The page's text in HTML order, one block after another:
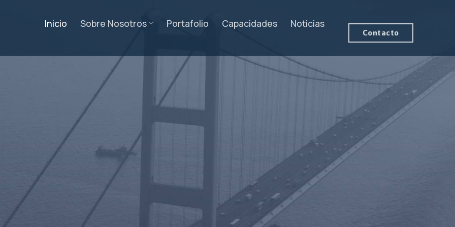
Inicio Sobre Nosotros Portafolio Capacidades Noticias
Contacto